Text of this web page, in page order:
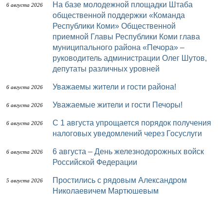
6 августа 2026
На базе молодежной площадки Штаба
общественной поддержки «Команда
Республики Коми» Общественной
приемной Главы Республики Коми глава
муниципального района «Печора» –
руководитель администрации Олег Шутов,
депутаты различных уровней
6 августа 2026 Уважаемы жители и гости района!
6 августа 2026 Уважаемые жители и гости Печоры!
6 августа 2026
С 1 августа упрощается порядок получения
налоговых уведомлений через Госуслуги
6 августа 2026
6 августа – День железнодорожных войск
Российской Федерации
5 августа 2026
Простились с рядовым Александром
Николаевичем Мартюшевым